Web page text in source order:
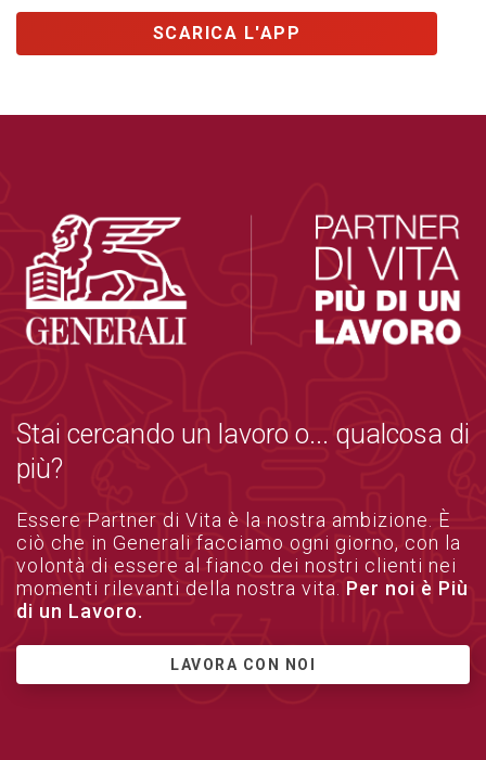
SCARICA L'APP
Stai cercando un lavoro o... qualcosa di
più?
Essere Partner di Vita è la nostra ambizione. È
ciò che in Generali facciamo ogni giorno, con la
volontà di essere al fianco dei nostri clienti nei
momenti rilevanti della nostra vita. Per noi è Più
di un Lavoro.
LAVORA CON NOI